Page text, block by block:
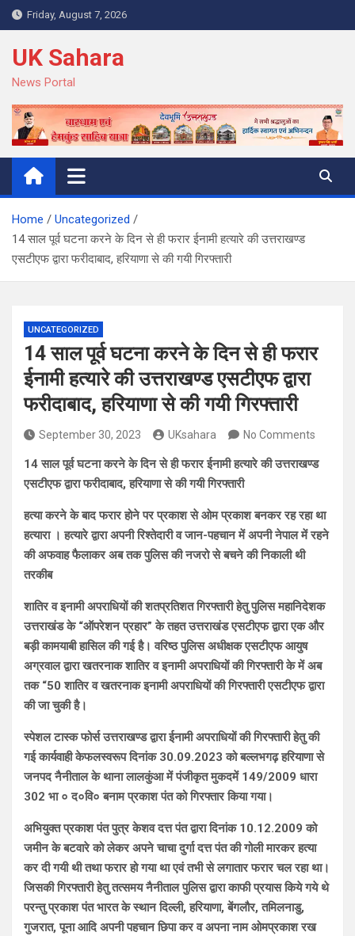
Skip
to
content
Friday, August 7, 2026
UK Sahara
News Portal
Home
Uncategorized
14 साल पूर्व घटना करने के दिन से ही फरार ईनामी हत्यारे की उत्तराखण्ड
एसटीएफ द्वारा फरीदाबाद, हरियाणा से की गयी गिरफ्तारी
UNCATEGORIZED
14 साल पूर्व घटना करने के दिन से ही फरार
ईनामी हत्यारे की उत्तराखण्ड एसटीएफ द्वारा
फरीदाबाद, हरियाणा से की गयी गिरफ्तारी
September 30, 2023 UKsahara No Comments
14 साल पूर्व घटना करने के दिन से ही फरार ईनामी हत्यारे की उत्तराखण्ड
एसटीएफ द्वारा फरीदाबाद, हरियाणा से की गयी गिरफ्तारी
हत्या करने के बाद फरार होने पर प्रकाश से ओम प्रकाश बनकर रह रहा था
हत्यारा । हत्यारे द्वारा अपनी रिश्तेदारी व जान-पहचान में अपनी नेपाल में रहने
की अफवाह फैलाकर अब तक पुलिस की नजरो से बचने की निकाली थी
तरकीब
शातिर व इनामी अपराधियों की शतप्रतिशत गिरफ्तारी हेतु पुलिस महानिदेशक
उत्तराखंड के “ऑपरेशन प्रहार” के तहत उत्तराखंड एसटीएफ द्वारा एक और
बड़ी कामयाबी हासिल की गई है। वरिष्ठ पुलिस अधीक्षक एसटीएफ आयुष
अग्रवाल द्वारा खतरनाक शातिर व इनामी अपराधियों की गिरफ्तारी के में अब
तक “50 शातिर व खतरनाक इनामी अपराधियों की गिरफ्तारी एसटीएफ द्वारा
की जा चुकी है।
स्पेशल टास्क फोर्स उत्तराखण्ड द्वारा ईनामी अपराधियों की गिरफ्तारी हेतु की
गई कार्यवाही केफलस्वरूप दिनांक 30.09.2023 को बल्लभगढ़ हरियाणा से
जनपद नैनीताल के थाना लालकुंआ में पंजीकृत मुकदमें 149/2009 धारा
302 भा ० द०वि० बनाम प्रकाश पंत को गिरफ्तार किया गया।
अभियुक्त प्रकाश पंत पुत्र केशव दत्त पंत द्वारा दिनांक 10.12.2009 को
जमीन के बटवारे को लेकर अपने चाचा दुर्गा दत्त पंत की गोली मारकर हत्या
कर दी गयी थी तथा फरार हो गया था एवं तभी से लगातार फरार चल रहा था।
जिसकी गिरफ्तारी हेतु तत्समय नैनीताल पुलिस द्वारा काफी प्रयास किये गये थे
परन्तु प्रकाश पंत भारत के स्थान दिल्ली, हरियाणा, बेंगलौर, तमिलनाडु,
गुजरात, पूना आदि अपनी पहचान छिपा कर व अपना नाम ओमप्रकाश रख